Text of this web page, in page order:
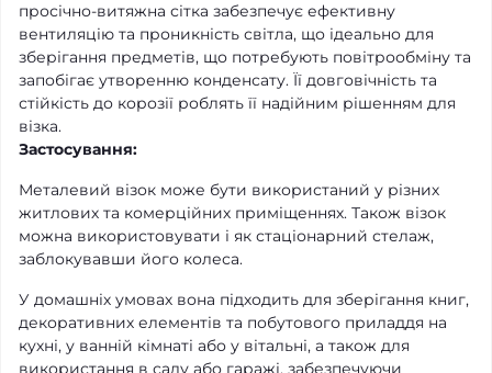
просічно-витяжна сітка забезпечує ефективну
вентиляцію та проникність світла, що ідеально для
зберігання предметів, що потребують повітрообміну та
запобігає утворенню конденсату. Її довговічність та
стійкість до корозії роблять її надійним рішенням для
візка.
Застосування:
Металевий візок може бути використаний у різних
житлових та комерційних приміщеннях. Також візок
можна використовувати і як стаціонарний стелаж,
заблокувавши його колеса.
У домашніх умовах вона підходить для зберігання книг,
декоративних елементів та побутового приладдя на
кухні, у ванній кімнаті або у вітальні, а також для
використання в саду або гаражі, забезпечуючи